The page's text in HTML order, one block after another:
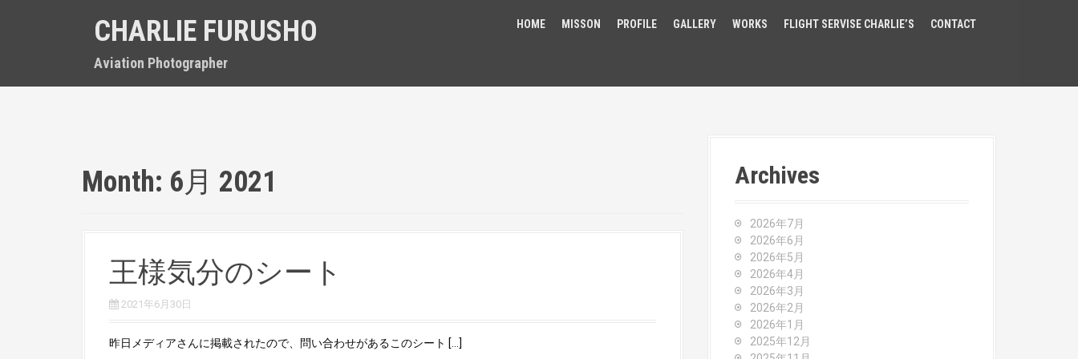
CHARLIE FURUSHO
Aviation Photographer
HOME MISSON PROFILE GALLERY WORKS FLIGHT SERVISE CHARLIE’S CONTACT
Month: 6月 2021
王様気分のシート
2021年6月30日
昨日メディアさんに掲載されたので、問い合わせがあるこのシート […]
Archives
2026年7月
2026年6月
2026年5月
2026年4月
2026年3月
2026年2月
2026年1月
2025年12月